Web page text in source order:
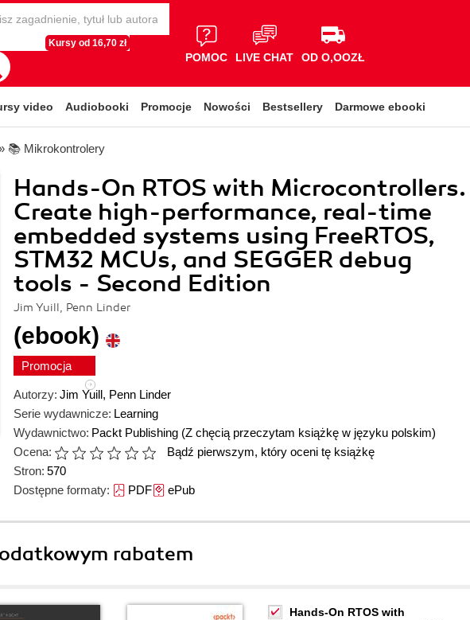
Kursy od 16,70 zł
POMOC LIVE CHAT OD O,OOZŁ
video Audiobooki Promocje Nowości Bestsellery Darmowe ebooki
📚 Mikrokontrolery
Hands-On RTOS with Microcontrollers.
Create high-performance, real-time
embedded systems using FreeRTOS,
STM32 MCUs, and SEGGER debug
tools - Second Edition
Jim Yuill, Penn Linder
(ebook)
Promocja
Autorzy: Jim Yuill, Penn Linder
Serie wydawnicze: Learning
Wydawnictwo: Packt Publishing (Z chęcią przeczytam książkę w języku polskim)
Ocena:
Bądź pierwszym, który oceni tę książkę
Stron: 570
Dostępne formaty: PDFePub
rabatem
Hands-On RTOS with